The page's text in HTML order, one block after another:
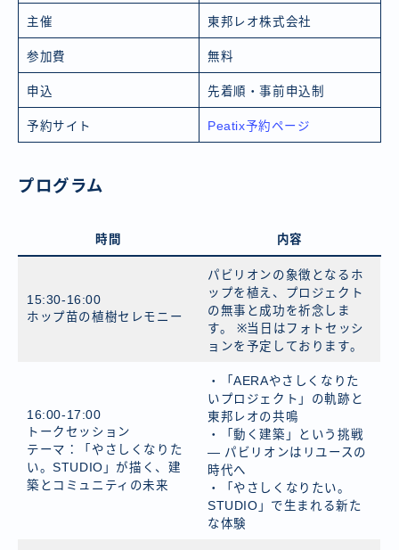
主催 東邦レオ株式会社
参加費 無料
申込 先着順・事前申込制
予約サイト Peatix予約ページ
プログラム
時間 内容
15:30-16:00
ホップ苗の植樹セレモニー
パビリオンの象徴となるホ
ップを植え、プロジェクト
の無事と成功を祈念しま
す。 ※当日はフォトセッシ
ョンを予定しております。
16:00-17:00
トークセッション
テーマ：「やさしくなりた
い。STUDIO」が描く、建
築とコミュニティの未来
・「AERAやさしくなりた
いプロジェクト」の軌跡と
東邦レオの共鳴
・「動く建築」という挑戦
― パビリオンはリユースの
時代へ
・「やさしくなりたい。
STUDIO」で生まれる新た
な体験